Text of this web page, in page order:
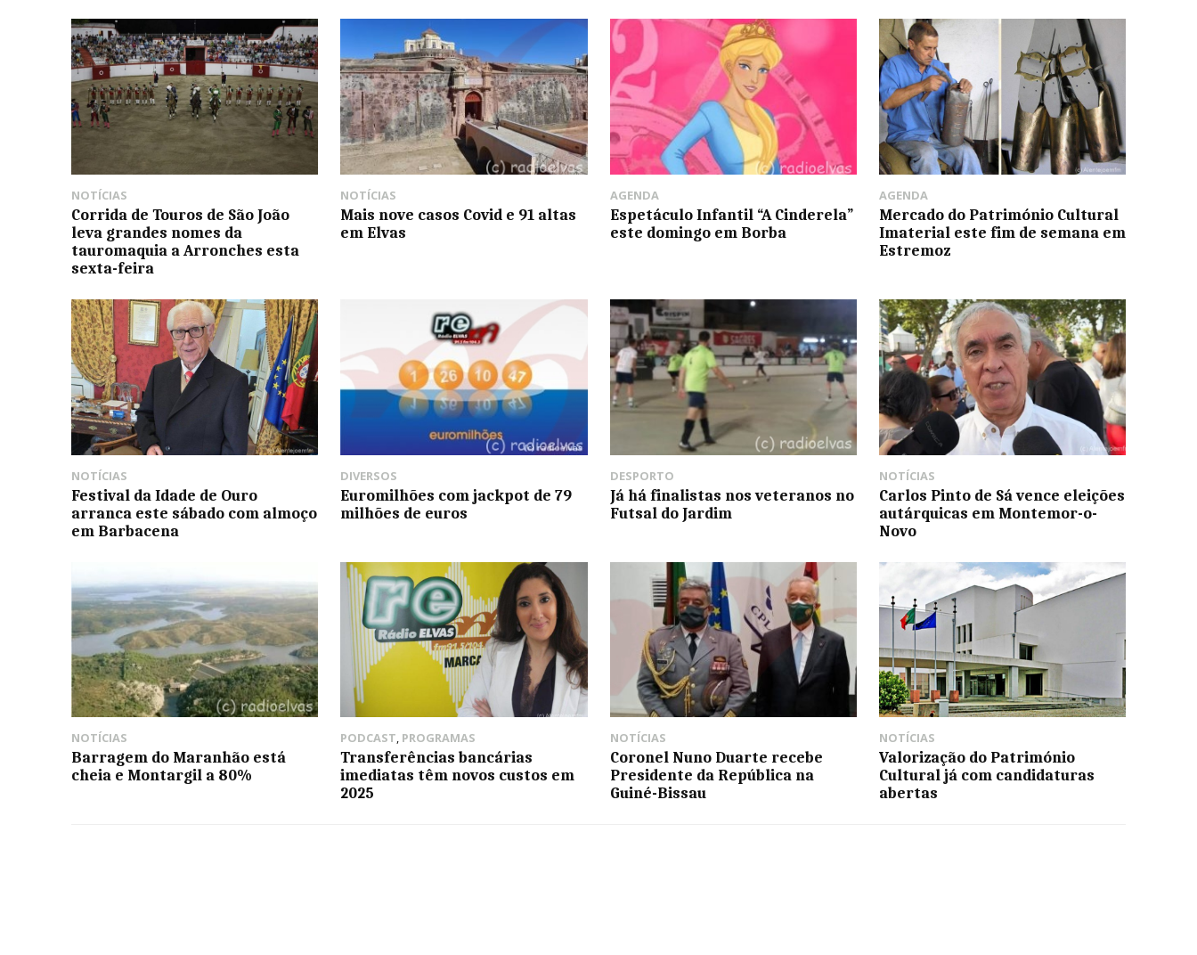
NOTÍCIAS
Corrida de Touros de São João
leva grandes nomes da
tauromaquia a Arronches esta
sexta-feira
NOTÍCIAS
Mais nove casos Covid e 91 altas
em Elvas
AGENDA
Espetáculo Infantil “A Cinderela”
este domingo em Borba
AGENDA
Mercado do Património Cultural
Imaterial este fim de semana em
Estremoz
NOTÍCIAS
Festival da Idade de Ouro
arranca este sábado com almoço
em Barbacena
DIVERSOS
Euromilhões com jackpot de 79
milhões de euros
DESPORTO
Já há finalistas nos veteranos no
Futsal do Jardim
NOTÍCIAS
Carlos Pinto de Sá vence eleições
autárquicas em Montemor-o-
Novo
NOTÍCIAS
Barragem do Maranhão está
cheia e Montargil a 80%
PODCAST, PROGRAMAS
Transferências bancárias
imediatas têm novos custos em
2025
NOTÍCIAS
Coronel Nuno Duarte recebe
Presidente da República na
Guiné-Bissau
NOTÍCIAS
Valorização do Património
Cultural já com candidaturas
abertas